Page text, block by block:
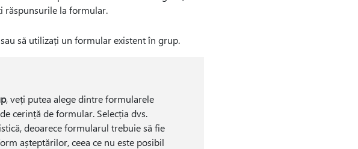
răspunsurile la formular.
să utilizați un formular existent în grup.
, veți putea alege dintre formularele
cerință de formular. Selecția dvs.
deoarece formularul trebuie să fie
așteptărilor, ceea ce nu este posibil